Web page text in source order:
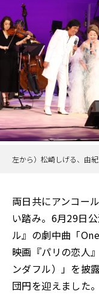
左から）松崎しげる、由
両日共にアンコー
い踏み。6月29日
ル』の劇中曲「
映画『パリの恋人
ンダフル）」を披
団円を迎えました。